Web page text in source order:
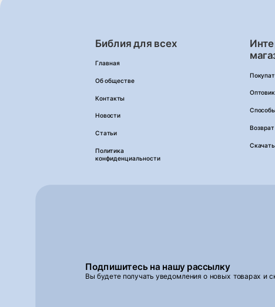
Библия для всех
Главная
Об обществе
Контакты
Новости
Статьи
Политика
конфиденциальности
Подпишитесь на нашу рассылку
Вы будете получать уведомления о новых товарах и